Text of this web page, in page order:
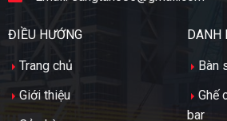
ĐIỀU HƯỚNG
Trang chủ
Giới thiệu
DANH
Bàn
Ghế
bar